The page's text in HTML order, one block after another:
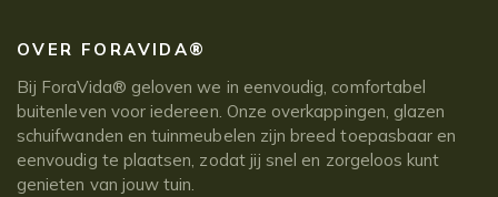
OVER FORAVIDA®
Bij ForaVida® geloven we in eenvoudig, comfortabel
buitenleven voor iedereen. Onze overkappingen, glazen
schuifwanden en tuinmeubelen zijn breed toepasbaar en
eenvoudig te plaatsen, zodat jij snel en zorgeloos kunt
genieten van jouw tuin.